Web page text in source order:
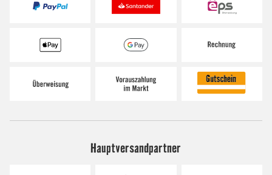
Hauptversandpartner